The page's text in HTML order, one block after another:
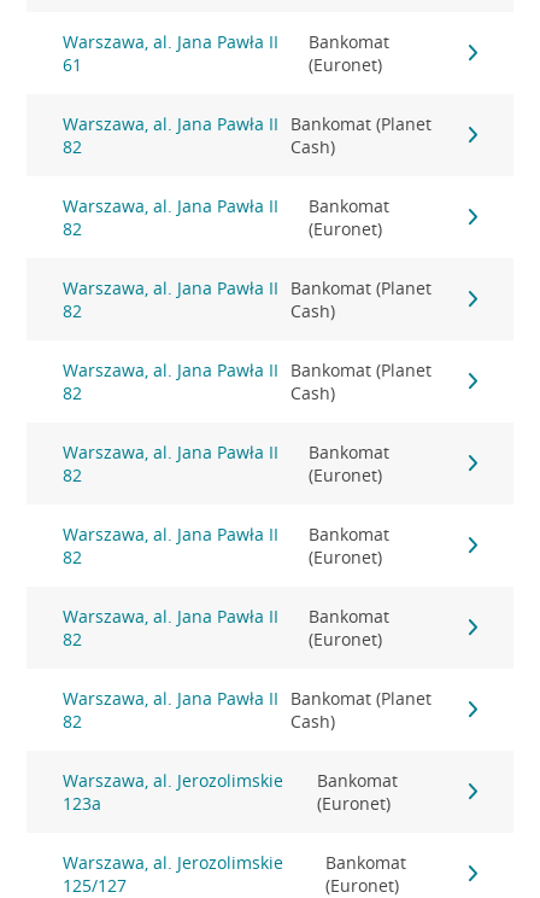
Warszawa, al. Jana Pawła II
61
Bankomat
(Euronet)
Warszawa, al. Jana Pawła II
82
Bankomat (Planet
Cash)
Warszawa, al. Jana Pawła II
82
Bankomat
(Euronet)
Warszawa, al. Jana Pawła II
82
Bankomat (Planet
Cash)
Warszawa, al. Jana Pawła II
82
Bankomat (Planet
Cash)
Warszawa, al. Jana Pawła II
82
Bankomat
(Euronet)
Warszawa, al. Jana Pawła II
82
Bankomat
(Euronet)
Warszawa, al. Jana Pawła II
82
Bankomat
(Euronet)
Warszawa, al. Jana Pawła II
82
Bankomat (Planet
Cash)
Warszawa, al. Jerozolimskie
123a
Bankomat
(Euronet)
Warszawa, al. Jerozolimskie
125/127
Bankomat
(Euronet)